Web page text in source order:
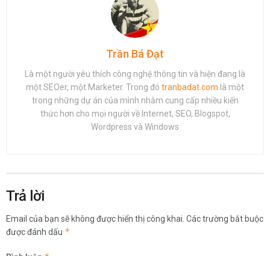
Trần Bá Đạt
Là một người yêu thích công nghệ thông tin và hiện đang là
một SEOer, một Marketer. Trong đó tranbadat.com là một
trong những dự án của mình nhằm cung cấp nhiều kiến
thức hơn cho mọi người về Internet, SEO, Blogspot,
Wordpress và Windows
Trả lời
Email của bạn sẽ không được hiển thị công khai. Các trường bắt buộc
được đánh dấu *